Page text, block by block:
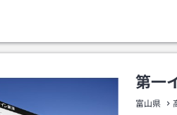
第一
富山県